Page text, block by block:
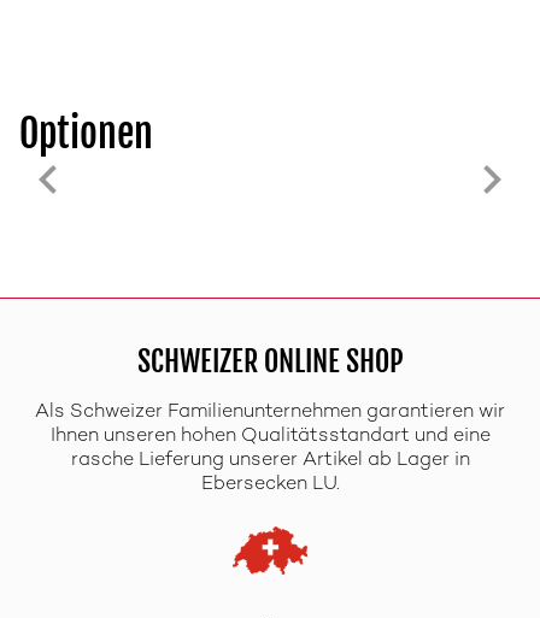
Optionen
SCHWEIZER ONLINE SHOP
Als Schweizer Familienunternehmen garantieren wir
Ihnen unseren hohen Qualitätsstandart und eine
rasche Lieferung unserer Artikel ab Lager in
Ebersecken LU.